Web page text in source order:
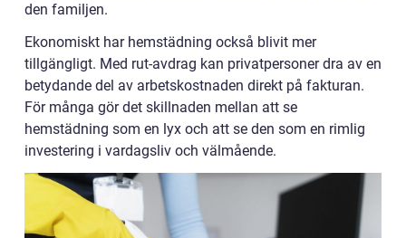
den familjen.
Ekonomiskt har hemstädning också blivit mer
tillgängligt. Med rut-avdrag kan privatpersoner dra av en
betydande del av arbetskostnaden direkt på fakturan.
För många gör det skillnaden mellan att se
hemstädning som en lyx och att se den som en rimlig
investering i vardagsliv och välmående.